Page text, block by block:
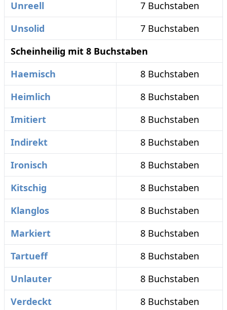
Unreell
7 Buchstaben
Unsolid
7 Buchstaben
Scheinheilig mit 8 Buchstaben
Haemisch
8 Buchstaben
Heimlich
8 Buchstaben
Imitiert
8 Buchstaben
Indirekt
8 Buchstaben
Ironisch
8 Buchstaben
Kitschig
8 Buchstaben
Klanglos
8 Buchstaben
Markiert
8 Buchstaben
Tartueff
8 Buchstaben
Unlauter
8 Buchstaben
Verdeckt
8 Buchstaben